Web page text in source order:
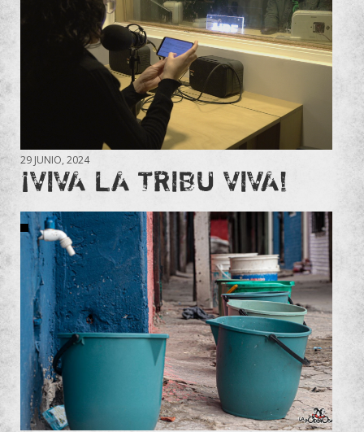
29 JUNIO, 2024
¡VIVA LA TRIBU VIVA!